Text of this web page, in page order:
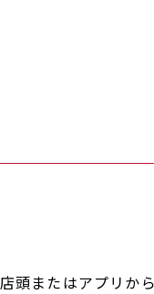
頭またはアプリか